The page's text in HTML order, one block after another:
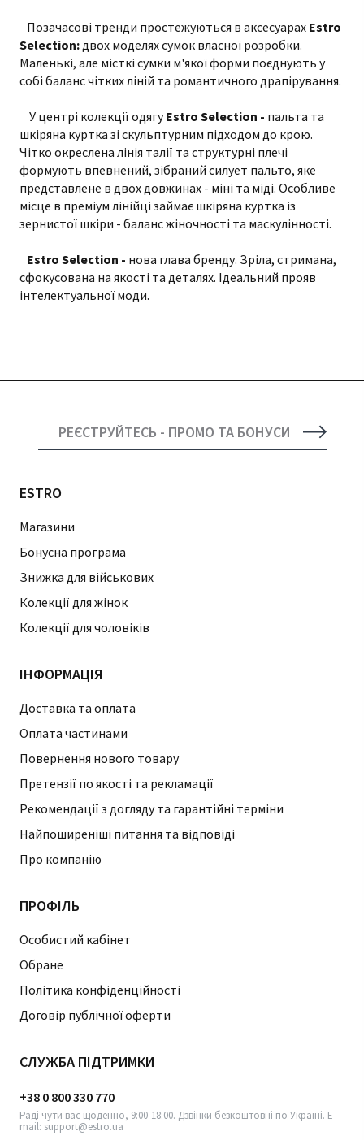
Позачасові тренди простежуються в аксесуарах Estro
Selection: двох моделях сумок власної розробки.
Маленькі, але місткі сумки м'якої форми поєднують у
собі баланс чітких ліній та романтичного драпірування.
У центрі колекції одягуEstro Selection - пальта та
шкіряна куртка зі скульптурним підходом до крою.
Чітко окреслена лінія талії та структурні плечі
формують впевнений, зібраний силует пальто, яке
представлене в двох довжинах - міні та міді. Особливе
місце в преміум лінійці займає шкіряна куртка із
зернистої шкіри - баланс жіночності та маскулінності.
Estro Selection - нова глава бренду. Зріла, стримана,
сфокусована на якості та деталях. Ідеальний прояв
інтелектуальної моди.
РЕЄСТРУЙТЕСЬ - ПРОМО ТА БОНУСИ
ESTRO
Магазини
Бонусна програма
Знижка для військових
Колекції для жінок
Колекції для чоловіків
ІНФОРМАЦІЯ
Доставка та оплата
Оплата частинами
Повернення нового товару
Претензії по якості та рекламації
Рекомендації з догляду та гарантійні терміни
Найпоширеніші питання та відповіді
Про компанію
ПРОФІЛЬ
Особистий кабінет
Обране
Політика конфіденційності
Договір публічної оферти
СЛУЖБА ПІДТРИМКИ
+38 0 800 330 770
Раді чути вас щоденно, 9:00-18:00. Дзвінки безкоштовні по Україні. E-
mail: support@estro.ua